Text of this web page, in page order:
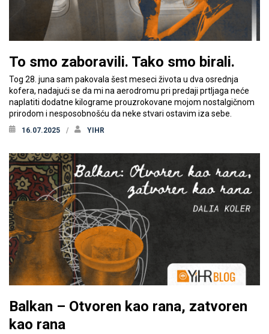
To smo zaboravili. Tako smo birali.
Tog 28. juna sam pakovala šest meseci života u dva osrednja
kofera, nadajući se da mi na aerodromu pri predaji prtljaga neće
naplatiti dodatne kilograme prouzrokovane mojom nostalgičnom
prirodom i nesposobnošću da neke stvari ostavim iza sebe.
16.07.2025 YIHR
Balkan – Otvoren kao rana, zatvoren
kao rana